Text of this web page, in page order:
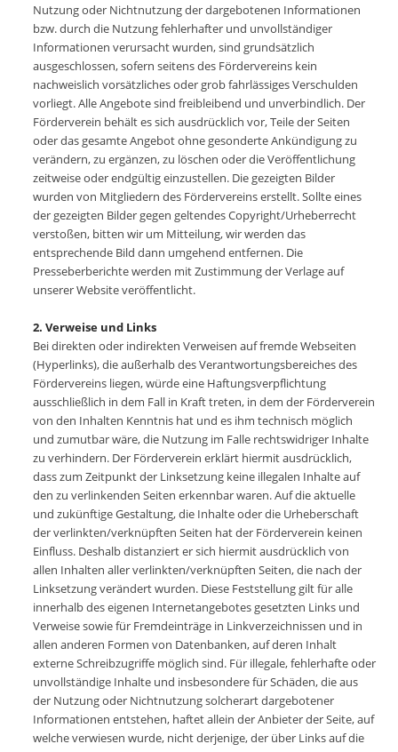
Nutzung oder Nichtnutzung der dargebotenen Informationen
bzw. durch die Nutzung fehlerhafter und unvollständiger
Informationen verursacht wurden, sind grundsätzlich
ausgeschlossen, sofern seitens des Fördervereins kein
nachweislich vorsätzliches oder grob fahrlässiges Verschulden
vorliegt. Alle Angebote sind freibleibend und unverbindlich. Der
Förderverein behält es sich ausdrücklich vor, Teile der Seiten
oder das gesamte Angebot ohne gesonderte Ankündigung zu
verändern, zu ergänzen, zu löschen oder die Veröffentlichung
zeitweise oder endgültig einzustellen. Die gezeigten Bilder
wurden von Mitgliedern des Fördervereins erstellt. Sollte eines
der gezeigten Bilder gegen geltendes Copyright/Urheberrecht
verstoßen, bitten wir um Mitteilung, wir werden das
entsprechende Bild dann umgehend entfernen. Die
Presseberberichte werden mit Zustimmung der Verlage auf
unserer Website veröffentlicht.
2. Verweise und Links
Bei direkten oder indirekten Verweisen auf fremde Webseiten
(Hyperlinks), die außerhalb des Verantwortungsbereiches des
Fördervereins liegen, würde eine Haftungsverpflichtung
ausschließlich in dem Fall in Kraft treten, in dem der Förderverein
von den Inhalten Kenntnis hat und es ihm technisch möglich
und zumutbar wäre, die Nutzung im Falle rechtswidriger Inhalte
zu verhindern. Der Förderverein erklärt hiermit ausdrücklich,
dass zum Zeitpunkt der Linksetzung keine illegalen Inhalte auf
den zu verlinkenden Seiten erkennbar waren. Auf die aktuelle
und zukünftige Gestaltung, die Inhalte oder die Urheberschaft
der verlinkten/verknüpften Seiten hat der Förderverein keinen
Einfluss. Deshalb distanziert er sich hiermit ausdrücklich von
allen Inhalten aller verlinkten/verknüpften Seiten, die nach der
Linksetzung verändert wurden. Diese Feststellung gilt für alle
innerhalb des eigenen Internetangebotes gesetzten Links und
Verweise sowie für Fremdeinträge in Linkverzeichnissen und in
allen anderen Formen von Datenbanken, auf deren Inhalt
externe Schreibzugriffe möglich sind. Für illegale, fehlerhafte oder
unvollständige Inhalte und insbesondere für Schäden, die aus
der Nutzung oder Nichtnutzung solcherart dargebotener
Informationen entstehen, haftet allein der Anbieter der Seite, auf
welche verwiesen wurde, nicht derjenige, der über Links auf die